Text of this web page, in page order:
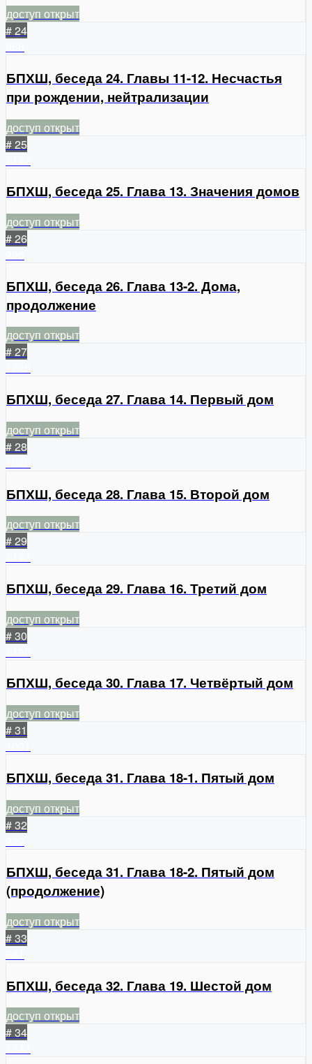
доступ открыт
# 24
БПХШ, беседа 24. Главы 11-12. Несчастья
при рождении, нейтрализации
доступ открыт
# 25
БПХШ, беседа 25. Глава 13. Значения домов
доступ открыт
# 26
БПХШ, беседа 26. Глава 13-2. Дома,
продолжение
доступ открыт
# 27
БПХШ, беседа 27. Глава 14. Первый дом
доступ открыт
# 28
БПХШ, беседа 28. Глава 15. Второй дом
доступ открыт
# 29
БПХШ, беседа 29. Глава 16. Третий дом
доступ открыт
# 30
БПХШ, беседа 30. Глава 17. Четвёртый дом
доступ открыт
# 31
БПХШ, беседа 31. Глава 18-1. Пятый дом
доступ открыт
# 32
БПХШ, беседа 31. Глава 18-2. Пятый дом
(продолжение)
доступ открыт
# 33
БПХШ, беседа 32. Глава 19. Шестой дом
доступ открыт
# 34